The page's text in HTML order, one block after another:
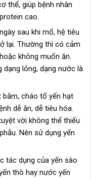
thể, giúp bệnh nhân
cao.
sau khi mổ, hệ tiêu
lại. Thường thì có cảm
không muốn ăn.
dạng lỏng, dạng nước là
cháo tổ yến hạt
dễ ăn, dễ tiêu hóa.
vời không thể thiếu
Nên sử dụng yến
tác dụng của yến sào
thô hay nước yến